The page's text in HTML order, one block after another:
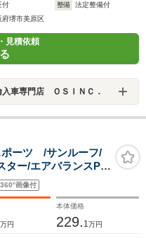
付 整備
法定整備付
府堺市美原区
見積依頼
車専門店 ＯＳＩＮＣ．
ーツ /サンルーフ/
ター/エアバランスP/
席パワーシート・シ
ンビエントライ
360°画像付
万円
本体価格
229. 1万円